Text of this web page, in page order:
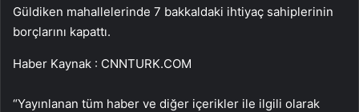
Güldiken mahallelerinde 7 bakkaldaki ihtiyaç sahiplerinin
borçlarını kapattı.
Haber Kaynak : CNNTURK.COM
“Yayınlanan tüm haber ve diğer içerikler ile ilgili olarak